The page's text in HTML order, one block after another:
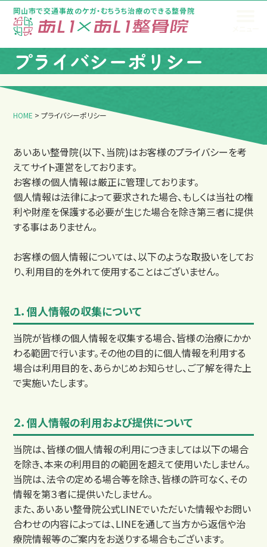
岡山市で交通事故のケガ・むちうち治療のできる整骨院
トップページ
店舗一覧
プライバシーポリシー
HOME >プライバシーポリシー
あいあい整骨院(以下、当院)はお客様のプライバシーを考
えてサイト運営をしております。
お客様の個人情報は厳正に管理しております。
個人情報は法律によって要求された場合、もしくは当社の権
利や財産を保護する必要が生じた場合を除き第三者に提供
する事はありません。
お客様の個人情報については、以下のような取扱いをしてお
り、利用目的を外れて使用することはございません。
１．個人情報の収集について
当院が皆様の個人情報を収集する場合、皆様の治療にかか
わる範囲で行います。その他の目的に個人情報を利用する
場合は利用目的を、あらかじめお知らせし、ご了解を得た上
で実施いたします。
２．個人情報の利用および提供について
当院は、皆様の個人情報の利用につきましては以下の場合
を除き、本来の利用目的の範囲を超えて使用いたしません。
当院は、法令の定める場合等を除き、皆様の許可なく、その
情報を第３者に提供いたしません。
また、あいあい整骨院公式LINEでいただいた情報やお問い
合わせの内容によっては、LINEを通して当方から返信や治
療院情報等のご案内をお送りする場合もございます。